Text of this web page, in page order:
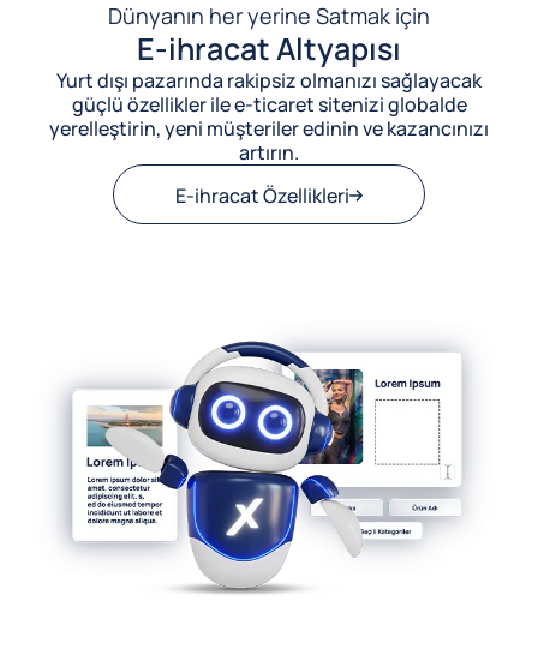
Dünyanın her yerine Satmak için
E-ihracat Altyapısı
Yurt dışı pazarında rakipsiz olmanızı sağlayacak
güçlü özellikler ile e-ticaret sitenizi globalde
yerelleştirin, yeni müşteriler edinin ve kazancınızı
artırın.
E-ihracat Özellikleri